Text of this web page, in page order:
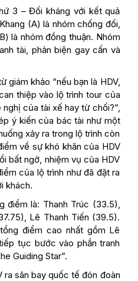
3 – Đối kháng với kết quả
(A) là nhóm chống đối,
là nhóm đồng thuận. Nhóm
tài, phản biện gay cấn và
giám khảo “nếu bạn là HDV,
thiệp vào lộ trình tour của
của tài xế hay từ chối?”,
ý kiến của bác tài như một
xảy ra trong lộ trình còn
về sự khó khăn của HDV
bất ngờ, nhiệm vụ của HDV
của lộ trình như đã đặt ra
khách.
điểm là: Thanh Trúc (33.5),
Lê Thanh Tiến (39.5).
điểm cao nhất gồm Lê
tục bước vào phần tranh
Guiding Star”.
ra sân bay quốc tế đón đoàn